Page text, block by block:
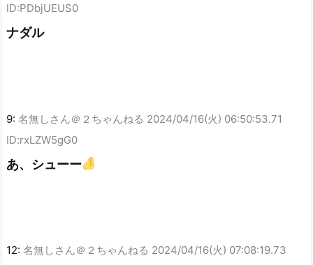
ID:PDbjUEUS0
ナダル
9: 名無しさん＠２ちゃんねる 2024/04/16(火) 06:50:53.71
ID:rxLZW5gG0
あ、シューー
12: 名無しさん＠２ちゃんねる 2024/04/16(火) 07:08:19.73